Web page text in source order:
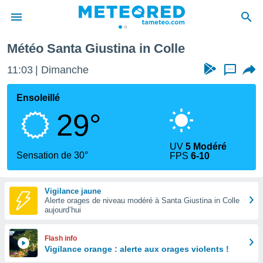
de
Météo Santa Giustina in Colle
11:03 Dimanche ...
Ensoleillé
29°
Sensation de 30°
UV5 Modéré
FPS6-10
Vigilance jaune
Alerte orages de niveau modéré à Santa Giustina in Colle
aujourd’hui
Flash info
Vigilance orange : alerte aux orages violents !